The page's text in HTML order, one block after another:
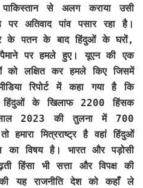
से अलग कराया उसी
पर अतिवाद पांव पसार रहा है।
के पतन के बाद हिंदुओं के घरों,
पर हमले हुए। यूएन की एक
को लक्षित कर हमले किए जिसमें
रिपोर्ट में कहा गया है कि
हिंदुओं के खिलाफ 2200 हिंसक
2023 की तुलना में 700
मित्रराष्ट्र है वहां हिंदुओं
का विषय है। भारत और पड़ोसी
हिंसा भी सत्ता और विपक्ष की
की यह राजनीति देश को कहाँ ले